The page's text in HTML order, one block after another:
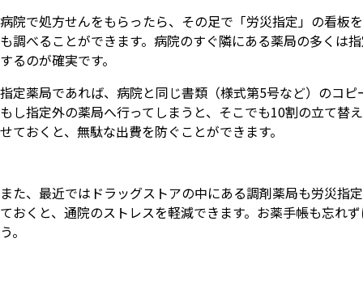
病院で処方せんをもらったら、その足で「労災指定」の看板
も調べることができます。病院のすぐ隣にある薬局の多くは
するのが確実です。
指定薬局であれば、病院と同じ書類（様式第5号など）のコ
もし指定外の薬局へ行ってしまうと、そこでも10割の立て替
せておくと、無駄な出費を防ぐことができます。
また、最近ではドラッグストアの中にある調剤薬局も労災指
ておくと、通院のストレスを軽減できます。お薬手帳も忘れ
う。